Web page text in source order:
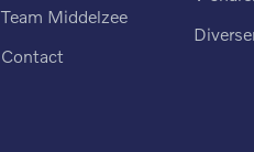
Team Middelzee
Contact